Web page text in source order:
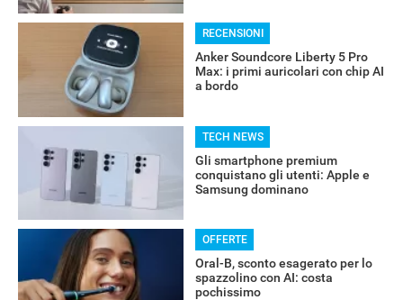
RECENSIONI
Anker Soundcore Liberty 5 Pro
Max: i primi auricolari con chip AI
a bordo
TECH NEWS
Gli smartphone premium
conquistano gli utenti: Apple e
Samsung dominano
OFFERTE
Oral-B, sconto esagerato per lo
spazzolino con AI: costa
pochissimo